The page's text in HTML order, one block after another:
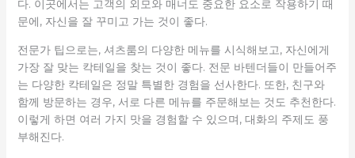
다. 이곳에서는 고객의 외모와 매너도 중요한 요소로 작용하기 때
문에, 자신을 잘 꾸미고 가는 것이 좋다.
전문가 팁으로는, 셔츠룸의 다양한 메뉴를 시식해보고, 자신에게
가장 잘 맞는 칵테일을 찾는 것이 좋다. 전문 바텐더들이 만들어주
는 다양한 칵테일은 정말 특별한 경험을 선사한다. 또한, 친구와
함께 방문하는 경우, 서로 다른 메뉴를 주문해보는 것도 추천한다.
이렇게 하면 여러 가지 맛을 경험할 수 있으며, 대화의 주제도 풍
부해진다.